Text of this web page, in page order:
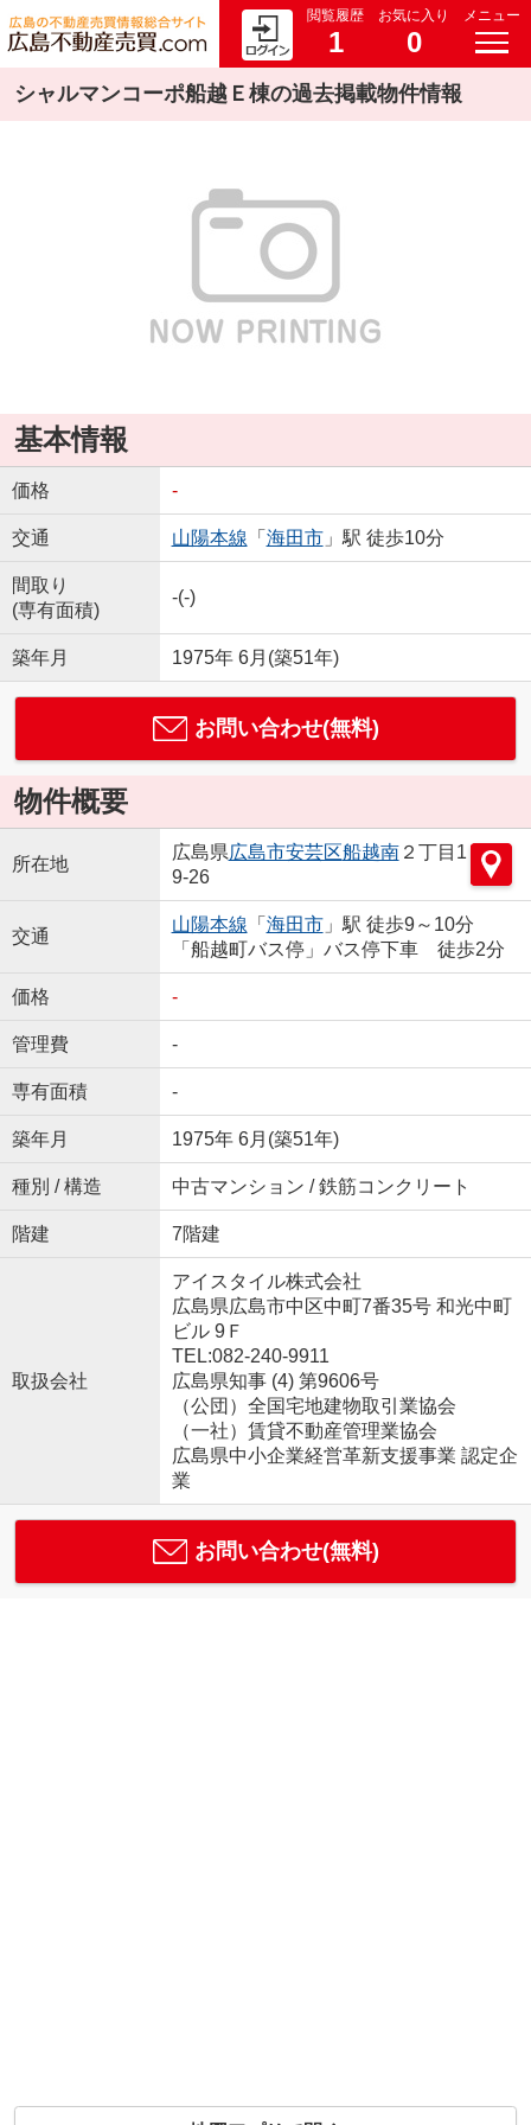
閲覧履歴
1
お気に入り
0
メニュー
シャルマンコーポ船越Ｅ棟の過去掲載物件情報
基本情報
価格 -
交通 山陽本線 「 海田市」駅 徒歩10分
間取り
(専有面積)
-(-)
築年月 1975年 6月(築51年)
お問い合わせ(無料)
物件概要
所在地
広島県広島市安芸区船越南２丁目1
9-26
交通
山陽本線 「 海田市」駅 徒歩9～10分
「船越町バス停」バス停下車 徒歩2分
価格 -
管理費 -
専有面積 -
築年月 1975年 6月(築51年)
種別 / 構造 中古マンション / 鉄筋コンクリート
階建 7階建
取扱会社
アイスタイル株式会社
広島県広島市中区中町7番35号 和光中町
ビル 9Ｆ
TEL:082-240-9911
広島県知事 (4) 第9606号
（公団）全国宅地建物取引業協会
（一社）賃貸不動産管理業協会
広島県中小企業経営革新支援事業 認定企
業
お問い合わせ(無料)